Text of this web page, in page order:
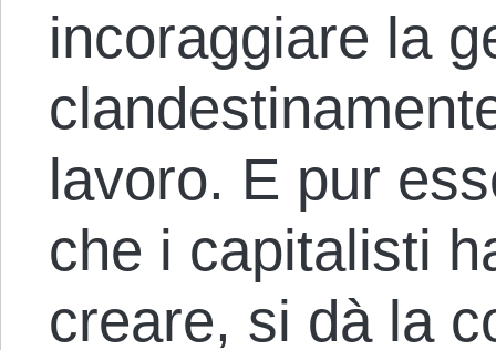
incoraggiare la
lavoro. E pur
che i capitalisti
creare, si dà la